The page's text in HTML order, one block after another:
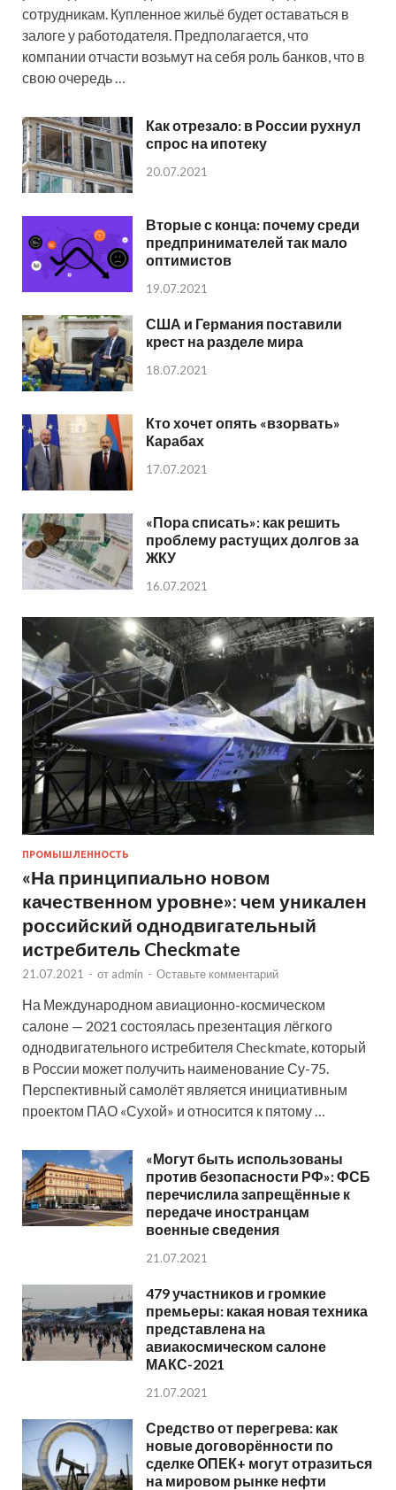
сотрудникам. Купленное жильё будет оставаться в
залоге у работодателя. Предполагается, что
компании отчасти возьмут на себя роль банков, что в
свою очередь …
Как отрезало: в России рухнул
спрос на ипотеку
20.07.2021
Вторые с конца: почему среди
предпринимателей так мало
оптимистов
19.07.2021
США и Германия поставили
крест на разделе мира
18.07.2021
Кто хочет опять «взорвать»
Карабах
17.07.2021
«Пора списать»: как решить
проблему растущих долгов за
ЖКУ
16.07.2021
ПРОМЫШЛЕННОСТЬ
«На принципиально новом
качественном уровне»: чем уникален
российский однодвигательный
истребитель Checkmate
21.07.2021 - от admin - Оставьте комментарий
На Международном авиационно-космическом
салоне — 2021 состоялась презентация лёгкого
однодвигательного истребителя Checkmate, который
в России может получить наименование Су-75.
Перспективный самолёт является инициативным
проектом ПАО «Сухой» и относится к пятому …
«Могут быть использованы
против безопасности РФ»: ФСБ
перечислила запрещённые к
передаче иностранцам
военные сведения
21.07.2021
479 участников и громкие
премьеры: какая новая техника
представлена на
авиакосмическом салоне
МАКС-2021
21.07.2021
Средство от перегрева: как
новые договорённости по
сделке ОПЕК+ могут отразиться
на мировом рынке нефти